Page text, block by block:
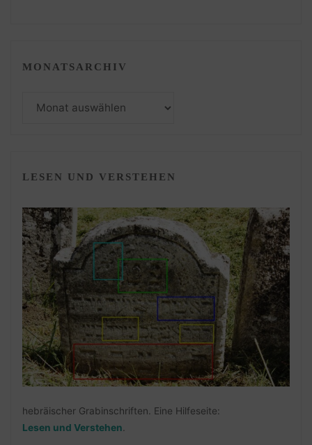
MONATSARCHIV
Monatsarchiv
LESEN UND VERSTEHEN
hebräischer Grabinschriften. Eine Hilfeseite:
Lesen und Verstehen